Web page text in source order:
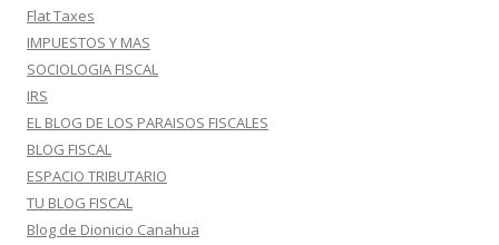
Flat Taxes
IMPUESTOS Y MAS
SOCIOLOGIA FISCAL
IRS
EL BLOG DE LOS PARAISOS FISCALES
BLOG FISCAL
ESPACIO TRIBUTARIO
TU BLOG FISCAL
Blog de Dionicio Canahua